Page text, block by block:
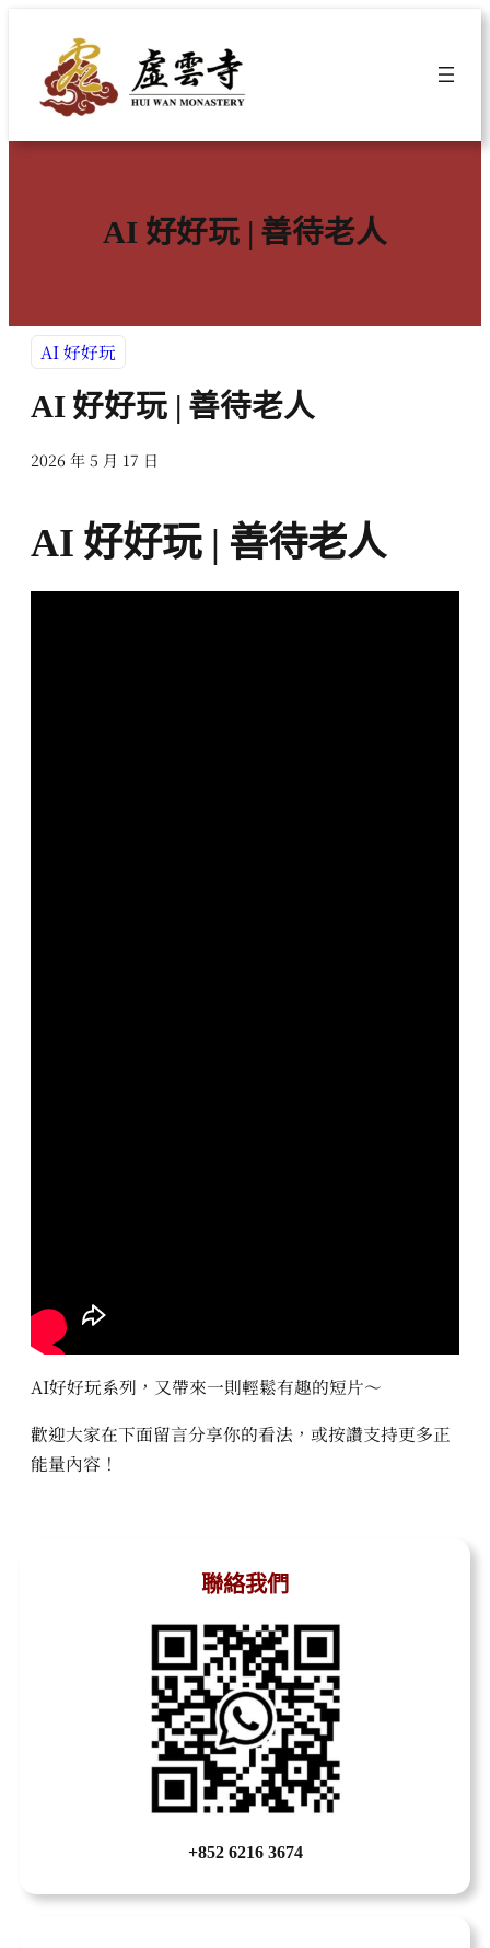
內
AI 好好玩 | 善待老人
AI 好好玩
AI 好好玩 | 善待老人
2026 年 5 月 17 日
AI 好好玩 | 善待老人
AI好好玩系列，又帶來一則輕鬆有趣的短片～
歡迎大家在下面留言分享你的看法，或按讚支持更多正
能量內容！
聯絡我們
+852 6216 3674